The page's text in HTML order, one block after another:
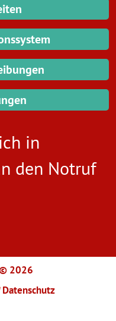
in
den Notruf
© 2026
Datenschutz